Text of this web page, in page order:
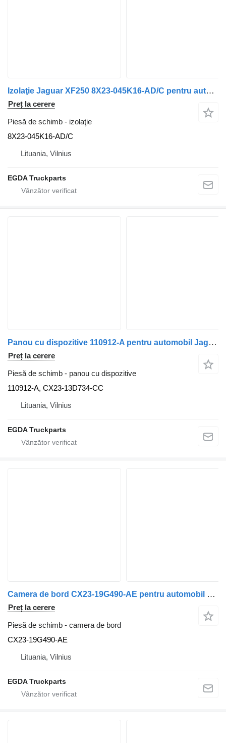
Izolaţie Jaguar XF250 8X23-045K16-AD/C pentru automobil
Preț la cerere
Piesă de schimb - izolaţie
8X23-045K16-AD/C
Lituania, Vilnius
EGDA Truckparts
Panou cu dispozitive 110912-A pentru automobil Jaguar XF250
Preț la cerere
Piesă de schimb - panou cu dispozitive
110912-A, CX23-13D734-CC
Lituania, Vilnius
EGDA Truckparts
Camera de bord CX23-19G490-AE pentru automobil Jaguar XF250
Preț la cerere
Piesă de schimb - camera de bord
CX23-19G490-AE
Lituania, Vilnius
EGDA Truckparts